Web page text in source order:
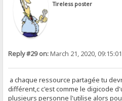
Tireless poster
Reply #29 on:March 21, 2020,
a chaque ressource partagée tu
différent,c c'est comme le digicode
plusieurs personne l'utilise alors